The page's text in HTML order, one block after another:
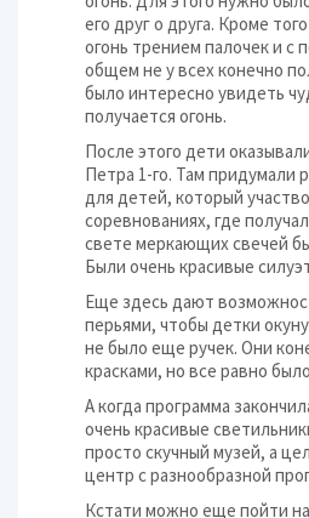
его друг о друга. Кроме
огонь трением палочек и
общем не у всех конечно
было интересно увидеть
получается огонь.
После этого дети
Петра 1-го. Там придумали
для детей, который
соревнованиях, где
свете меркающих свечей
Были очень красивые
Еще здесь дают
перьями, чтобы детки
не было еще ручек. Они
красками, но все равно
А когда программа
очень красивые
просто скучный музей, а
центр с разнообразной
Кстати можно еще пойти